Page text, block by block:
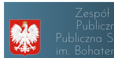
Zespół
Publiczna
im.